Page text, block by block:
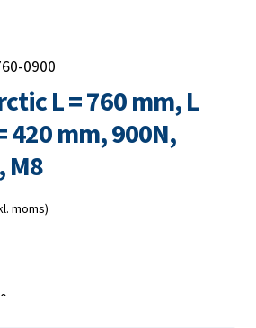
0900
L = 760 mm, L
mm, 900N,
M8
moms)